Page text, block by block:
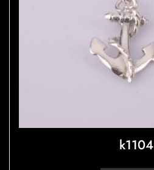
k1104